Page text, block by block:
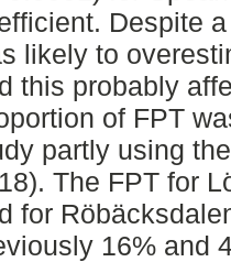
Despite
likely to
this probably
of FPT
partly using
The FPT for
for
16% and